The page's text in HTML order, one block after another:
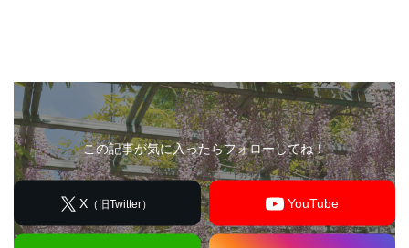
この記事が気に入ったらフォローしてね！
X （旧Twitter） YouTube